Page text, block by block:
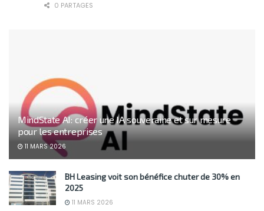
0 PARTAGES
MindState AI: créer une IA souveraine et sur mesure
pour les entreprises
11 MARS 2026
BH Leasing voit son bénéfice chuter de 30% en
2025
11 MARS 2026